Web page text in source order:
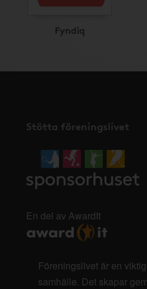
Fyndiq
Stötta föreningslivet
En del av AwardIt
Föreningslivet är en
samhälle. Det skapar